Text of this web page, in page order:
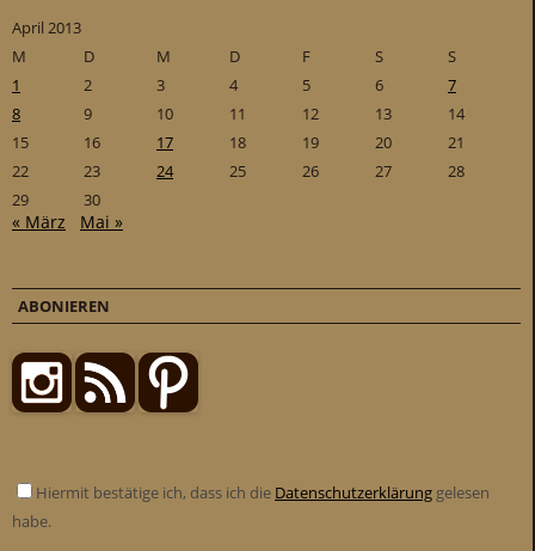
April 2013
M
D M D F S
S
1
2 3 4 5 6
7
8
9 10 11 12 13
14
15
16 17 18 19 20
21
22
23 24 25 26 27
28
29
30
« März Mai »
ABONIEREN
Hiermit bestätige ich, dass ich die Datenschutzerklärung gelesen
habe.